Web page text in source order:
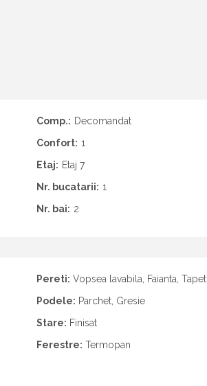
Comp.: Decomandat
Confort: 1
Etaj: Etaj 7
Nr. bucatarii: 1
Nr. bai: 2
Pereti: Vopsea lavabila, Faianta, Tapet
Podele: Parchet, Gresie
Stare: Finisat
Ferestre: Termopan